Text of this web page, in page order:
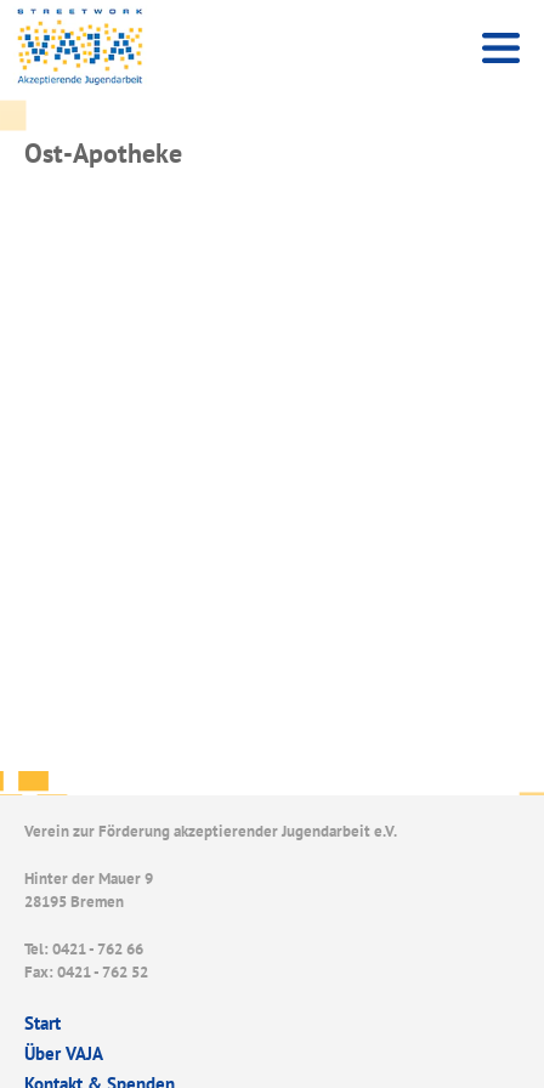
Ost-Apotheke
Verein zur Förderung akzeptierender Jugendarbeit e.V.
Hinter der Mauer 9
28195 Bremen
Tel: 0421 - 762 66
Fax: 0421 - 762 52
Start
Über VAJA